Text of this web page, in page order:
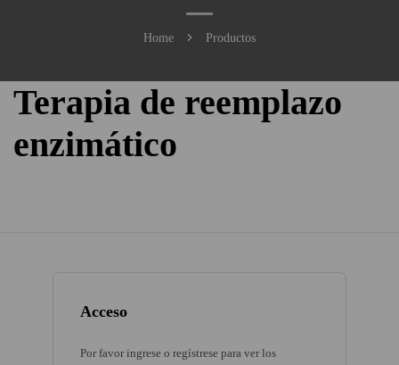
Home Productos
Acceso
Por favor ingrese o regístrese para ver los
Terapia de reemplazo
enzimático